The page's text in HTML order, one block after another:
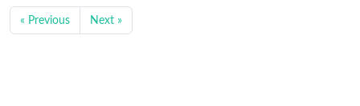
« Previous Next »